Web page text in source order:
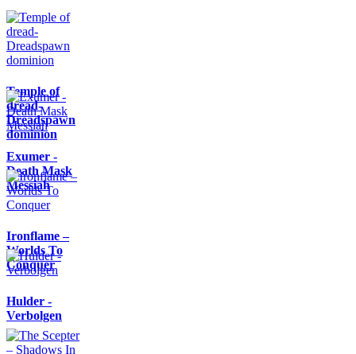
Temple of
dread-
Dreadspawn
dominion
Exumer -
Death Mask
Messiah
Ironflame –
Worlds To
Conquer
Hulder -
Verbolgen